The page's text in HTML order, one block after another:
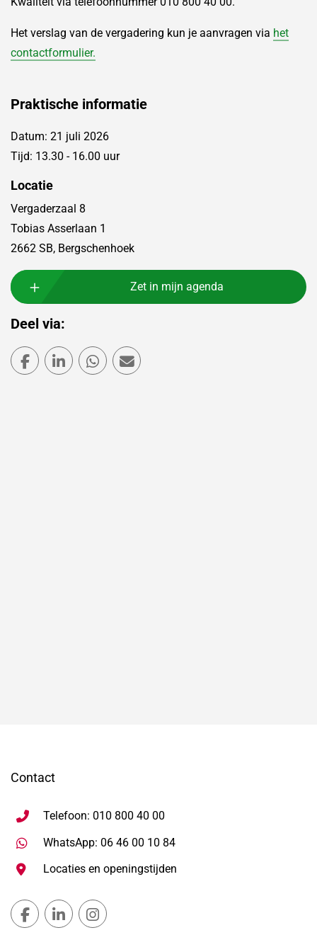
Het verslag van de vergadering kun je aanvragen via het
contactformulier.
Praktische informatie
Datum: 21 juli 2026
Tijd: 13.30 - 16.00 uur
Locatie
Vergaderzaal 8
Tobias Asserlaan 1
2662 SB, Bergschenhoek
Zet in mijn agenda
Deel via:
Deel via Facebook
Deel via LinkedIn
Deel via WhatsApp
Contact
Telefoon: 010 800 40 00
WhatsApp: 06 46 00 10 84Stuur WhatsApp bericht,
Locaties en openingstijden
Gemeente Lansingerland Facebook, opent in nieuw
Gemeente Lansingerland LinkedIn, opent in